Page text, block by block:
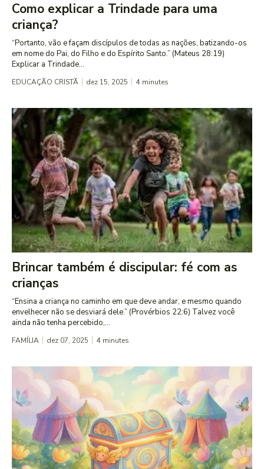
Como explicar a Trindade para uma
criança?
“Portanto, vão e façam discípulos de todas as nações, batizando-os
em nome do Pai, do Filho e do Espírito Santo.” (Mateus 28:19)
Explicar a Trindade...
EDUCAÇÃO CRISTÃ dez 15, 2025 4 minutes
Brincar também é discipular: fé com as
crianças
“Ensina a criança no caminho em que deve andar, e mesmo quando
envelhecer não se desviará dele.” (Provérbios 22:6) Talvez você
ainda não tenha percebido,...
FAMÍLIA dez 07, 2025 4 minutes